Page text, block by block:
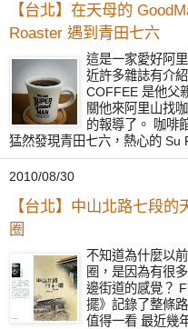
【台北】在天母的
Roaster 遇到青田七六
這是一家愛好阿
近許多雜誌有介
COFFEE 是他父
關他來阿里山找
的報導了。 咖啡
猛然發現青田七六，熱心的 Su
2010/08/30
【台北】中山北路七段的
圈
不知道為什麼以
圈，是因為有很
邊街道的感覺？
擺》記錄了整條
值得一看 最近幾